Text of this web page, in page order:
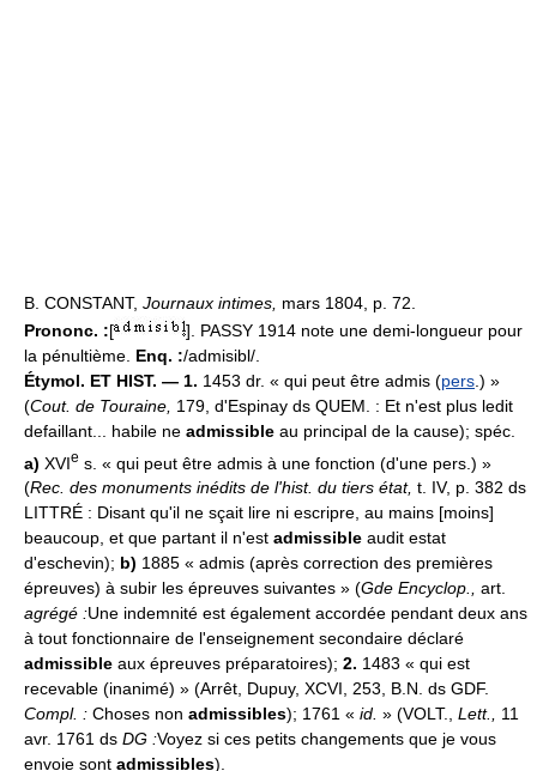
B. CONSTANT, Journaux intimes, mars 1804, p. 72.
Prononc. :[
]. PASSY 1914 note une demi-longueur pour
la pénultième. Enq. :/admisibl/.
Étymol. ET HIST. — 1. 1453 dr. « qui peut être admis (pers .) »
(Cout. de Touraine, 179, d'Espinay ds QUEM. : Et n'est plus ledit
defaillant... habile ne admissible au principal de la cause); spéc.
a) XVIe s. « qui peut être admis à une fonction (d'une pers.) »
(Rec. des monuments inédits de l'hist. du tiers état, t. IV, p. 382 ds
LITTRÉ : Disant qu'il ne sçait lire ni escripre, au mains [moins]
beaucoup, et que partant il n'est admissible audit estat
d'eschevin); b) 1885 « admis (après correction des premières
épreuves) à subir les épreuves suivantes » (Gde Encyclop., art.
agrégé :Une indemnité est également accordée pendant deux ans
à tout fonctionnaire de l'enseignement secondaire déclaré
admissible aux épreuves préparatoires); 2. 1483 « qui est
recevable (inanimé) » (Arrêt, Dupuy, XCVI, 253, B.N. ds GDF.
Compl. : Choses non admissibles); 1761 « id. » (VOLT., Lett., 11
avr. 1761 ds DG :Voyez si ces petits changements que je vous
envoie sont admissibles).